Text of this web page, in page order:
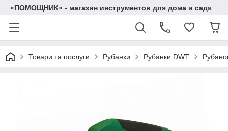
«ПОМОЩНИК» - магазин инструментов для дома и сада
Товари та послуги Рубанки Рубанки DWT